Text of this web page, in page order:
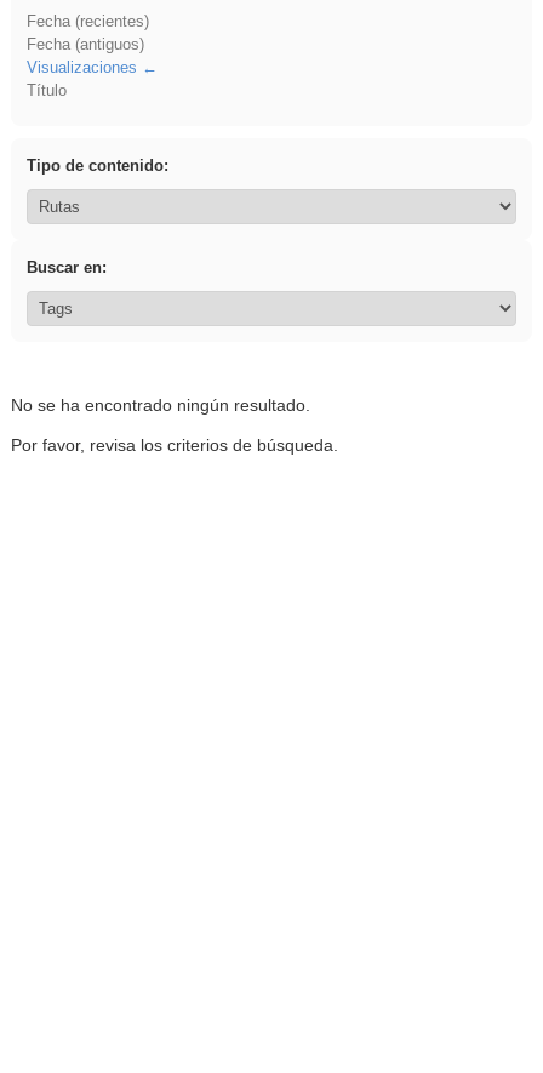
Fecha (recientes)
Fecha (antiguos)
Visualizaciones
Título
Tipo de contenido:
Buscar en:
No se ha encontrado ningún resultado.
Por favor, revisa los criterios de búsqueda.